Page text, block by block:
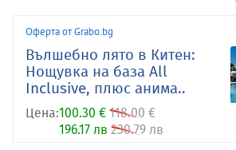
Оферта от Grabo.bg
Вълшебно лято в Китен:
Нощувка на база All
Inclusive, плюс анима..
Цена:100.30 € 118.00 €
196.17 лв 230.79 лв